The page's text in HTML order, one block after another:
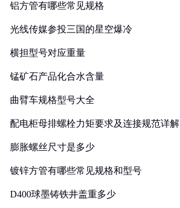
铝方管有哪些常见规格
光线传媒参投三国的星空爆冷
横担型号对应重量
锰矿石产品化合水含量
曲臂车规格型号大全
配电柜母排螺栓力矩要求及连接规范详解
膨胀螺丝尺寸是多少
镀锌方管有哪些常见规格和型号
D400球墨铸铁井盖重多少